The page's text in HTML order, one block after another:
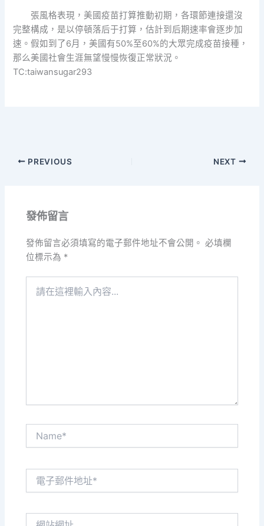
張風格表現，美國疫苗打算推動初期，各環節連接還沒
完整構成，是以停頓落后于打算，估計到后期速率會逐步加
速。假如到了6月，美國有50%至60%的大眾完成疫苗接種，
那么美國社會生涯無望慢慢恢復正常狀況。
TC:taiwansugar293
PREVIOUS NEXT
發佈留言
發佈留言必須填寫的電子郵件地址不會公開。 必填欄
位標示為 *